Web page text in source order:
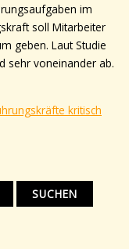
im
soll Mitarbeiter
geben. Laut Studie
sehr voneinander ab.
kritisch